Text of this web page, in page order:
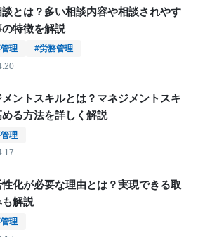
談とは？多い相談内容や相談されやす
特徴を解説
理
#労務管理
ントスキルとは？マネジメントスキ
る方法を詳しく解説
理
化が必要な理由とは？実現できる取
も解説
理